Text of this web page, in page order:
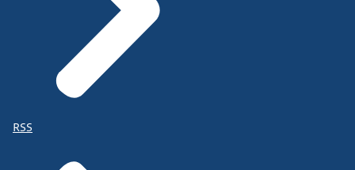
RSS